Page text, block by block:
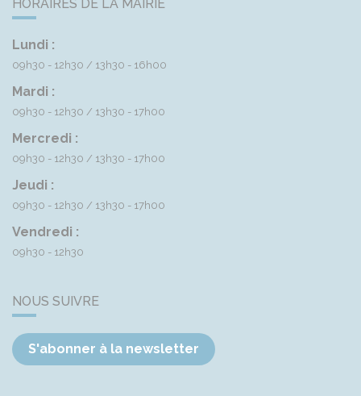
HORAIRES DE LA MAIRIE
Lundi :
09h30 - 12h30 13h30 - 16h00
Mardi :
09h30 - 12h30 13h30 - 17h00
Mercredi :
09h30 - 12h30 13h30 - 17h00
Jeudi :
09h30 - 12h30 13h30 - 17h00
Vendredi :
09h30 - 12h30
NOUS SUIVRE
S'abonner à la newsletter